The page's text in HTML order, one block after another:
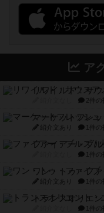
ア
リワイルド：サ
2件の
マーケットフレッ
紹介文あり 1件の
ファイアー・ブ
1件の
ワン・トゥ・ファ
紹介文あり 1件の
トランスオリエ
1件の